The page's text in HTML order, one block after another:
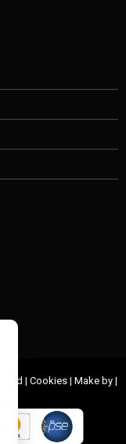
| Cookies | Make by |